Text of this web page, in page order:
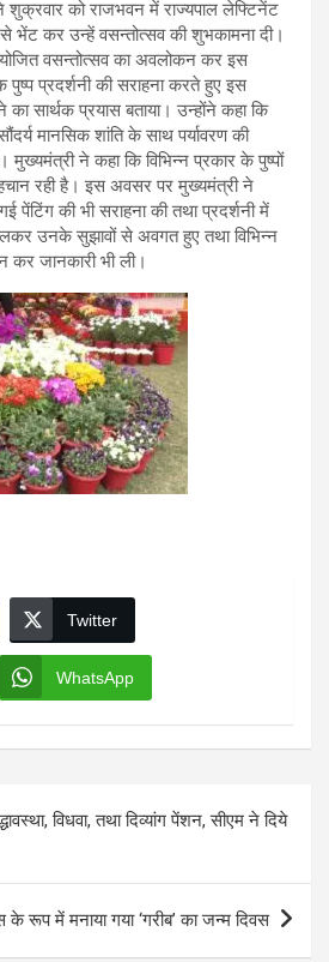
शुक्रवार को राजभवन में राज्यपाल लेफ्टिनेंट
भेंट कर उन्हें वसन्तोत्सव की शुभकामना दी।
वसन्तोत्सव का अवलोकन कर इस
प्रदर्शनी की सराहना करते हुए इस
सार्थक प्रयास बताया। उन्होंने कहा कि
मानसिक शांति के साथ पर्यावरण की
ने कहा कि विभिन्न प्रकार के पुष्पों
रही है। इस अवसर पर मुख्यमंत्री ने
पेंटिंग की भी सराहना की तथा प्रदर्शनी में
उनके सुझावों से अवगत हुए तथा विभिन्न
कर जानकारी भी ली।
Twitter
WhatsApp
विधवा, तथा दिव्यांग पेंशन, सीएम ने दिये
के रूप में मनाया गया ‘गरीब’ का जन्म दिवस